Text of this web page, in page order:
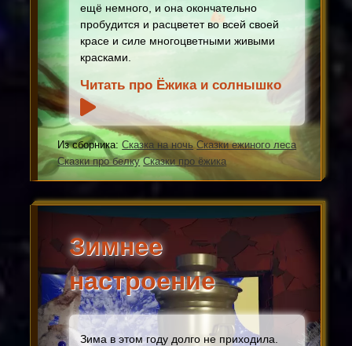
ещё немного, и она окончательно
пробудится и расцветет во всей своей
красе и силе многоцветными живыми
красками.
Читать про Ёжика и солнышко
Из сборника: Сказка на ночь Сказки ежиного леса
Сказки про белку Сказки про ёжика
Зимнее
настроение
Зима в этом году долго не приходила.